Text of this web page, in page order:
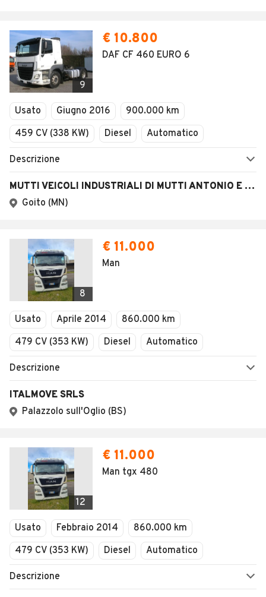
9
€ 10.800
DAF CF 460 EURO 6
Usato Giugno 2016
900.000 km
459 CV (338 KW)
Diesel Automatico
Descrizione
MUTTI VEICOLI INDUSTRIALI DI MUTTI ANTONIO E STEFANO S.N.C.
Goito (MN)
8
€ 11.000
Man
Usato Aprile 2014
860.000 km
479 CV (353 KW)
Diesel Automatico
Descrizione
ITALMOVE SRLS
Palazzolo sull'Oglio (BS)
12
€ 11.000
Man tgx 480
Usato Febbraio 2014
860.000 km
479 CV (353 KW)
Diesel Automatico
Descrizione